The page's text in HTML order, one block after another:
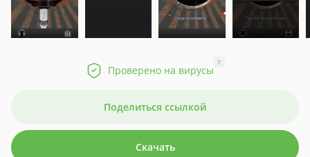
Проверено на вирусы
?
Поделиться ссылкой
Скачать